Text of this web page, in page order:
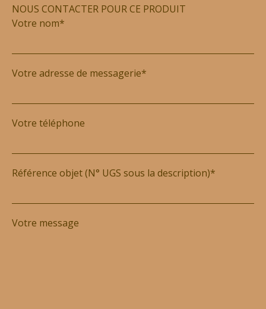
NOUS CONTACTER POUR CE PRODUIT
Votre nom*
Votre adresse de messagerie*
Votre téléphone
Référence objet (N° UGS sous la description)*
Votre message